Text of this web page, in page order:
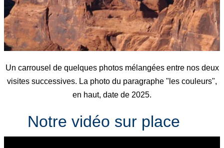
Un carrousel de quelques photos mélangées entre nos deux
visites successives. La photo du paragraphe "les couleurs",
en haut, date de 2025.
Notre vidéo sur place